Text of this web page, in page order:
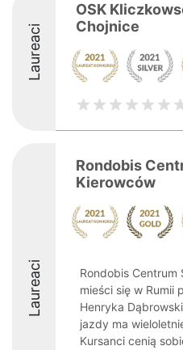
Laureaci
OSK
Chojnice
Laureaci
Rondobis
Kierowców
Rondobis Centrum
mieści się w Rumii
Henryka
jazdy ma
Kursanci cenią